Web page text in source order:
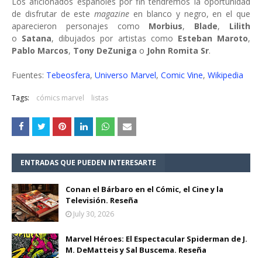
de disfrutar de estemagazine en blanco y negro, en el que
aparecieron personajes como Morbius, Blade, Lilith
o Satana, dibujados por artistas como Esteban Maroto,
Pablo Marcos, Tony DeZuniga o John Romita Sr.
Fuentes: Tebeosfera, Universo Marvel, Comic Vine, Wikipedia
Tags: cómics marvel listas
ENTRADAS QUE PUEDEN INTERESARTE
Conan el Bárbaro en el Cómic, el Cine y la
Televisión. Reseña
July 30, 2026
Marvel Héroes: El Espectacular Spiderman de J.
M. DeMatteis y Sal Buscema. Reseña